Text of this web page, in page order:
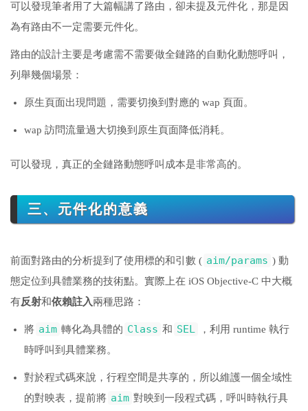
可以發現筆者用了大篇幅講了路由，卻未提及元件化，那是因
為有路由不一定需要元件化。
路由的設計主要是考慮需不需要做全鏈路的自動化動態呼叫，
列舉幾個場景：
原生頁面出現問題，需要切換到對應的 wap 頁面。
wap 訪問流量過大切換到原生頁面降低消耗。
可以發現，真正的全鏈路動態呼叫成本是非常高的。
三、元件化的意義
前面對路由的分析提到了使用標的和引數 ( aim/params ) 動
態定位到具體業務的技術點。實際上在 iOS Objective-C 中大概
有反射和依賴註入兩種思路：
將 aim 轉化為具體的 Class 和 SEL
，利用 runtime 執行
時呼叫到具體業務。
對於程式碼來說，行程空間是共享的，所以維護一個全域性
的對映表，提前將 aim 對映到一段程式碼，呼叫時執行具